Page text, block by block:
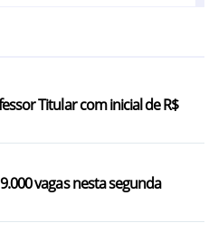
Titular com inicial de R$
vagas nesta segunda